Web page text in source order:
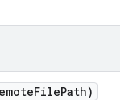
FilePath)